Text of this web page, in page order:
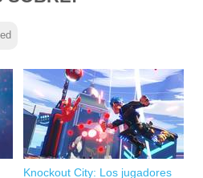
Knockout City: Los jugadores